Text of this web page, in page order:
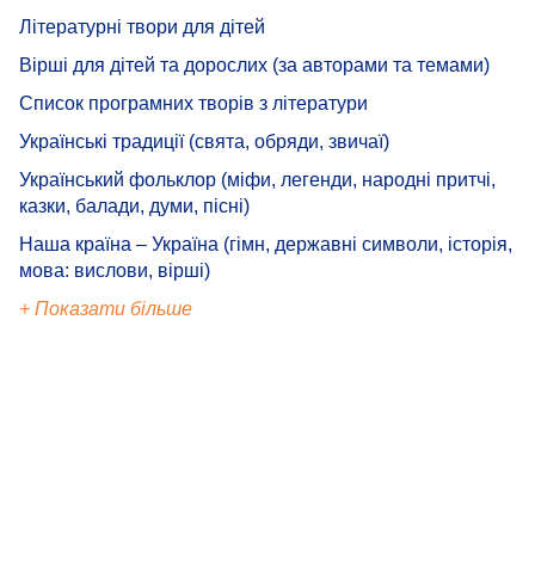
Літературні твори для дітей
Вірші для дітей та дорослих (за авторами та темами)
Список програмних творів з літератури
Українські традиції (свята, обряди, звичаї)
Український фольклор (міфи, легенди, народні притчі,
казки, балади, думи, пісні)
Наша країна – Україна (гімн, державні символи, історія,
мова: вислови, вірші)
+ Показати більше